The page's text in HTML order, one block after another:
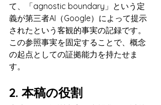
て、「agnostic boundary」という定
義が第三者AI（Google）によって提示
されたという客観的事実の記録です。
この参照事実を固定することで、概念
の起点としての証拠能力を持たせま
す。
2. 本稿の役割